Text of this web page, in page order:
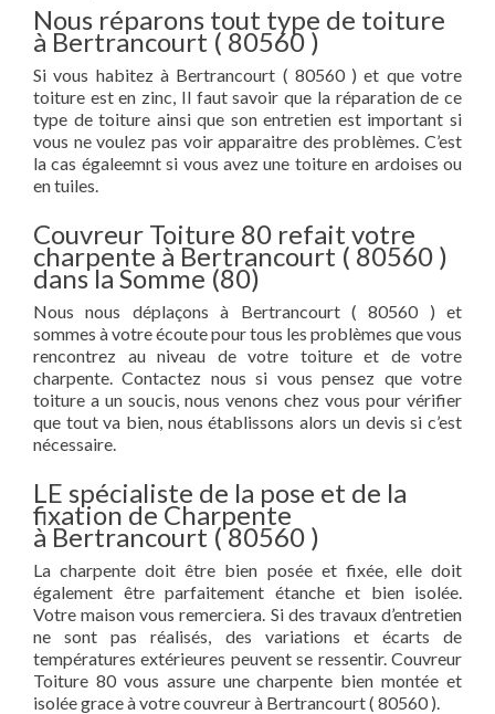
Nous réparons tout type de toiture
à Bertrancourt ( 80560 )
Si vous habitez à Bertrancourt ( 80560 ) et que votre
toiture est en zinc, Il faut savoir que la réparation de ce
type de toiture ainsi que son entretien est important si
vous ne voulez pas voir apparaitre des problèmes. C’est
la cas égaleemnt si vous avez une toiture en ardoises ou
en tuiles.
Couvreur Toiture 80 refait votre
charpente à Bertrancourt ( 80560 )
dans la Somme (80)
Nous nous déplaçons à Bertrancourt ( 80560 ) et
sommes à votre écoute pour tous les problèmes que vous
rencontrez au niveau de votre toiture et de votre
charpente. Contactez nous si vous pensez que votre
toiture a un soucis, nous venons chez vous pour vérifier
que tout va bien, nous établissons alors un devis si c’est
nécessaire.
LE spécialiste de la pose et de la
fixation de Charpente
à Bertrancourt ( 80560 )
La charpente doit être bien posée et fixée, elle doit
également être parfaitement étanche et bien isolée.
Votre maison vous remerciera. Si des travaux d’entretien
ne sont pas réalisés, des variations et écarts de
températures extérieures peuvent se ressentir. Couvreur
Toiture 80 vous assure une charpente bien montée et
isolée grace à votre couvreur à Bertrancourt ( 80560 ).